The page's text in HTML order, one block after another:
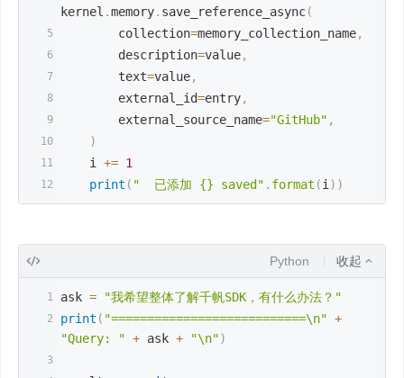
kernel .memory. save_reference_async(
        collection
=memory_collection_name,
        description
=value,
        text
=value,
        external_id
=entry,
        external_source_name
="GitHub" ,
)
    i
+= 1
print ( "  已添加 {} saved" . format (i ) )
Python 收起
ask =
"我希望整体了解千帆SDK，有什么办法？"
print ( "===========================\n" +
"Query: " + ask + "\n")